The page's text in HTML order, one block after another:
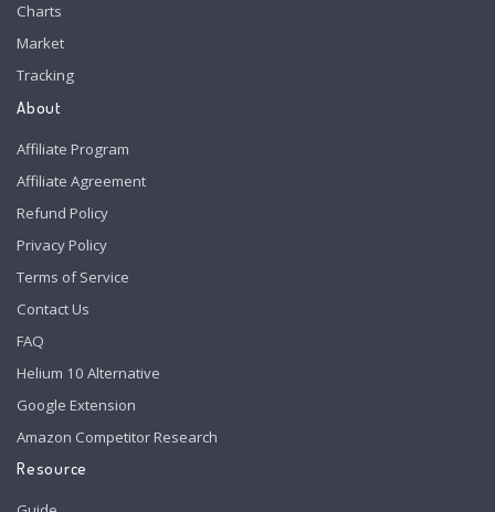
Charts
Market
Tracking
About
Affiliate Program
Affiliate Agreement
Refund Policy
Privacy Policy
Terms of Service
Contact Us
FAQ
Helium 10 Alternative
Google Extension
Amazon Competitor Research
Resource